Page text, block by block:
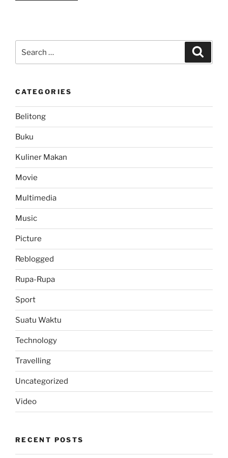
for:
CATEGORIES
Belitong
Buku
Kuliner Makan
Movie
Multimedia
Music
Picture
Reblogged
Rupa-Rupa
Sport
Suatu Waktu
Technology
Travelling
Uncategorized
Video
RECENT POSTS